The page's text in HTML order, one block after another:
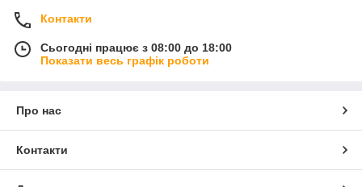
Контакти
Сьогодні працює з 08:00 до 18:00
Показати весь графік роботи
Про нас
Контакти